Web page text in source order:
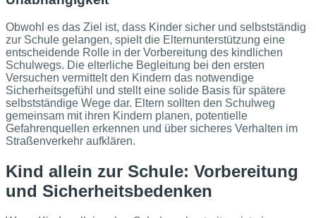
Obwohl es das Ziel ist, dass Kinder sicher und selbstständig
zur Schule gelangen, spielt die Elternunterstützung eine
entscheidende Rolle in der Vorbereitung des kindlichen
Schulwegs. Die elterliche Begleitung bei den ersten
Versuchen vermittelt den Kindern das notwendige
Sicherheitsgefühl und stellt eine solide Basis für spätere
selbstständige Wege dar. Eltern sollten den Schulweg
gemeinsam mit ihren Kindern planen, potentielle
Gefahrenquellen erkennen und über sicheres Verhalten im
Straßenverkehr aufklären.
Kind allein zur Schule: Vorbereitung
und Sicherheitsbedenken